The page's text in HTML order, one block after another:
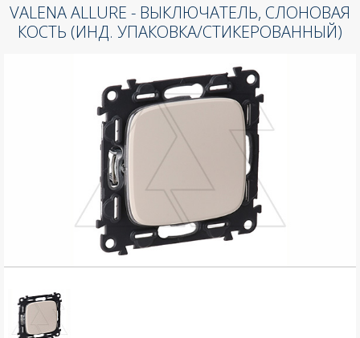
VALENA ALLURE - ВЫКЛЮЧАТЕЛЬ, СЛОНОВАЯ
КОСТЬ (ИНД. УПАКОВКА/СТИКЕРОВАННЫЙ)